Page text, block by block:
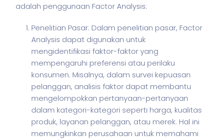
adalah penggunaan Factor Analysis:
Penelitian Pasar: Dalam penelitian pasar, Factor
Analysis dapat digunakan untuk
mengidentifikasi faktor-faktor yang
mempengaruhi preferensi atau perilaku
konsumen. Misalnya, dalam survei kepuasan
pelanggan, analisis faktor dapat membantu
mengelompokkan pertanyaan-pertanyaan
dalam kategori-kategori seperti harga, kualitas
produk, layanan pelanggan, atau merek. Hal ini
memungkinkan perusahaan untuk memahami